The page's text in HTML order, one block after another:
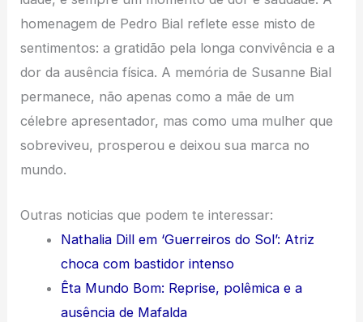
homenagem de Pedro Bial reflete esse misto de
sentimentos: a gratidão pela longa convivência e a
dor da ausência física. A memória de Susanne Bial
permanece, não apenas como a mãe de um
célebre apresentador, mas como uma mulher que
sobreviveu, prosperou e deixou sua marca no
mundo.
Outras noticias que podem te interessar:
Nathalia Dill em ‘Guerreiros do Sol’: Atriz
choca com bastidor intenso
Êta Mundo Bom: Reprise, polêmica e a
ausência de Mafalda